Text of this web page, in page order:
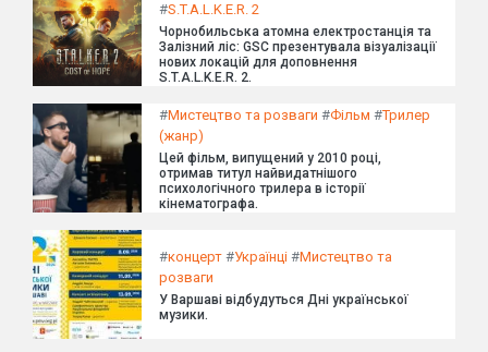
#S.T.A.L.K.E.R. 2
Чорнобильська атомна електростанція та
Залізний ліс: GSC презентувала візуалізації
нових локацій для доповнення
S.T.A.L.K.E.R. 2.
#Мистецтво та розваги #Фільм #Трилер
(жанр)
Цей фільм, випущений у 2010 році,
отримав титул найвидатнішого
психологічного трилера в історії
кінематографа.
#концерт #Українці #Мистецтво та
розваги
У Варшаві відбудуться Дні української
музики.